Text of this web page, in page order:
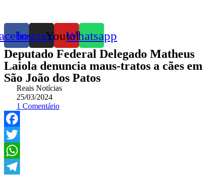
InstagramYoutubeWhatsapp
Deputado Federal Delegado Matheus
Laiola denuncia maus-tratos a cães em
São João dos Patos
Reais Notícias
25/03/2024
1 Comentário
Facebook
Twitter
WhatsApp